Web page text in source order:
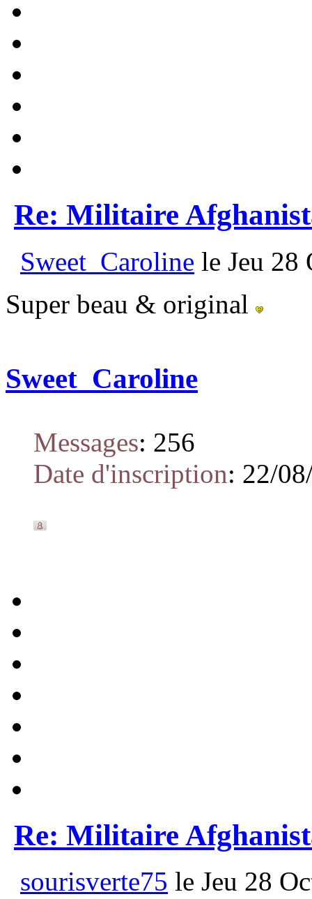
Re: Militaire
Sweet_Caroline le Jeu 28
Super beau & original
Sweet_Caroline
Messages: 256
Date d'inscription: 22/
Re: Militaire
sourisverte75 le Jeu 28